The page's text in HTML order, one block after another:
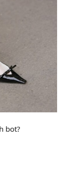
bot?